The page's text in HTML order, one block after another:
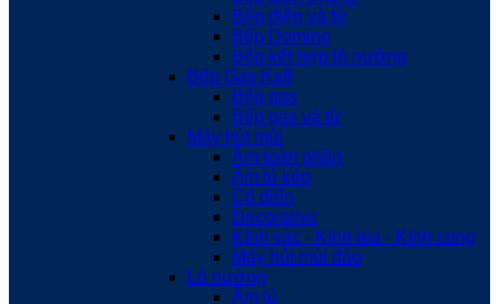
Bếp điện và từ
Bếp Domino
Bếp kết hợp lò nướng
Bếp Gas Kaff
Bếp gas
Bếp gas và từ
Máy hút mùi
Âm toàn phần
Âm tủ kéo
Cổ điển
Decorative
Kính vác - Kính toa - Kính cong
Máy hút mùi đảo
Lò nướng
Âm tủ